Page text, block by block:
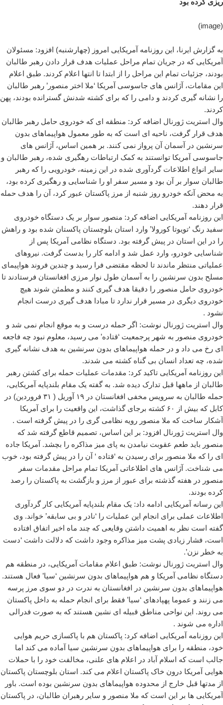
(image)
به گزارش ایرنا، این روزنامه آمریکایی امروز (چهارشنبه) افزود: مسئولان
آمریکایی که در جریان تمام مراحل عملیات هدف قرار دادن رهبر طالبان
بودند، جزئیات تمام این مراحل را از ابتدا تا انتها اعلام کردند. طبق اعلام
این مقامات، آژانس های جاسوسی آمریکا ‘ملا اختر منصور’ رهبر طالبان
را نشانه گیری کردند و دامی را که برای کشته شدنش گسترانده بودند، پهن
کردند.
وال استریت ژورنال اضافه کرد: منطقه ای که خودروی حامل رهبر طالبان
هدف قرار گرفت، ناحیه ای است که به طور معمول هواپیماهای بدون
سرنشین در آسمان آن پرواز نمی کنند. بر همین اساس، آژانس های
جاسوسی آمریکا توانستند به کمک ارتباطات رهگیری شده، رهبر طالبان و
سایر انواع اطلاعات گردآوری شده در این زمینه، خودرویی را که رهبر
طالبان سوار بر آن بود و مسیر سفر او را شناسایی و رهگیری کرده بود،
به محض آنکه خودرو روز شنبه از مرز پاکستان عبور کرد، آن را هدف حمله
قرار دهند.
این روزنامه آمریکایی اضافه کرد: منصور سوار بر یک دستگاه خودروی
سفید رنگ ‘تویوتا کورولا’ وارد استان بلوچستان پاکستان شده بود و راهش
را در این استان در پیش گرفته بود. دستگاه نظامی آمریکا پس از
شناسایی خودرو، وارد عمل شد و ادامه کار را بدست گرفت. نیروهای
عملیاتی منتظر ماندند تا لحظه مقتضی فرا رسید و چندین فروند هواپیمای
مسلح بدون سرنشین را به آسمان طول نوار مرزی افغانستان فرستادند تا
خودروی حامل منصور را دقیقا هدف گیری کنند و مطمئن شوند هیچ
خودروی دیگری در مسیر قرار ندارد تا مبادا هدف گیری درست انجام
نشود .
وال استریت ژورنال نوشت: اگر حمله درست و به موقع انجام نمی شد و
خودروی منصور به شهر پرجمعیت ‘قتاده’ می رسید، معلوم نبود چه فاجعه
ای رخ می داد و در حمله هواپیماهای بدون سرنشین به هدف نشانه گیری
شده، چه تعداد انسان بی گناه کشته می شدند.
این روزنامه آمریکایی تاکید کرد: مقدمات عملیات حمله برای کشتن رهبر
طالبان از ماهها قبل تدارک دیده شد. به گفته یک مقام بلندپایه آمریکایی،
حمله طالبان به سرویس مخفی افغانستان در ۱۹ آوریل ( ۳۱ فروردین) در
کابل که بیش از ۶۰ کشته برجای گذاشت، این واقعیت را برای آمریکا
آشکار ساخت که ملا منصور رویه نظامی گری را در پیش گرفته است .
وال استریت ژورنال افزود: بر این اساس، تصمیم قاطع گرفته شد که
منصور باید طعم عقوبت نیامدن به پای میز مذاکره را بچشد. آمریکا جاده
ای را که ملا منصور برای رسیدن به ‘قتاده ‘ آن را در پیش گرفته بود، خوب
می شناخت. آژانس های اطلاعاتی آمریکا تمام مراحل مقدمات سفر
منصور در هفته گذشته برای عبور از مرز و بازگشت به پاکستان را رصد
کرده بودند.
این رسانه آمریکایی ادامه داد: یک مقام بلندپایه آمریکایی کار گردآوری
اطلاعات عملی برای انجام این عملیات را ‘نادر و بی سابقه’ خواند. وی
گفته است نظر به اهمیت داشتن وقایعی که چند ماه اخیر اتفاق افتاده
است، فشار زیادی پشت میز مذاکره وجود داشت که دلالت داشت ‘دست
به خطر نزن’.
وال استریت ژورنال نوشت: طبق اعلام مقامات آمریکایی، در منطقه هم
دستگاه نظامی آمریکا و هم هواپیماهای بدون سرنشین ‘سیا’ فعال هستند.
هواپیماهای بدون سرنشین در افغانستان به ندرت در دو سوی مرز پرسه
می زنند و عموما پهپادهای ‘سیا’ فقط برای انجام حمله به داخل پاکستان
می روند. این نواحی مناطق قبیله ای نشین هستند که به صورت فدرالی
اداره می شوند .
این روزنامه آمریکایی اضافه کرد: پاکستان هم با پاکسازی حریم هوایی
خود، منطقه را برای هواپیماهای بدون سرنشین سیا آماده می کند اما
جالب است که اسلام آباد در اعلام های علنی، مخالفت خود را با حملات
هوایی آمریکا درون خاک پاکستان اعلام می کند. استان بلوچستان پاکستان
از مدتها قبل خارج از محدوده هواپیماهای بدون سرنشین بوده است. باور
آمریکایی ها بر این است که ملا منصور و سایر رهبران طالبان، در پاکستان